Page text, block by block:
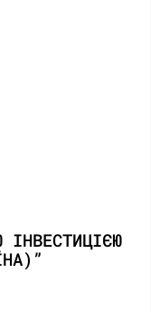
ІНВЕСТИЦІЄЮ